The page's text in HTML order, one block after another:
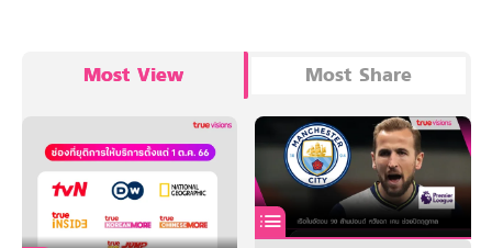
Most View Most Share